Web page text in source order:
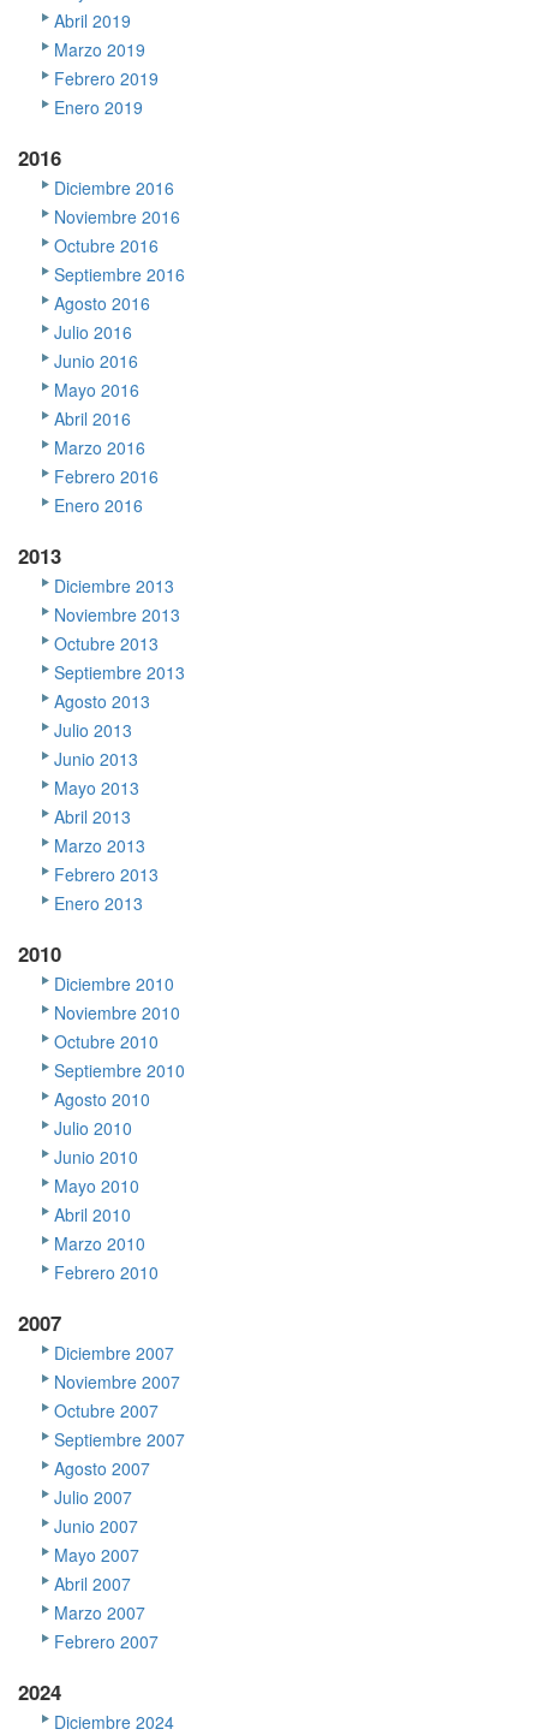
Abril 2019
Marzo 2019
Febrero 2019
Enero 2019
2016
Diciembre 2016
Noviembre 2016
Octubre 2016
Septiembre 2016
Agosto 2016
Julio 2016
Junio 2016
Mayo 2016
Abril 2016
Marzo 2016
Febrero 2016
Enero 2016
2013
Diciembre 2013
Noviembre 2013
Octubre 2013
Septiembre 2013
Agosto 2013
Julio 2013
Junio 2013
Mayo 2013
Abril 2013
Marzo 2013
Febrero 2013
Enero 2013
2010
Diciembre 2010
Noviembre 2010
Octubre 2010
Septiembre 2010
Agosto 2010
Julio 2010
Junio 2010
Mayo 2010
Abril 2010
Marzo 2010
Febrero 2010
2007
Diciembre 2007
Noviembre 2007
Octubre 2007
Septiembre 2007
Agosto 2007
Julio 2007
Junio 2007
Mayo 2007
Abril 2007
Marzo 2007
Febrero 2007
2024
Diciembre 2024